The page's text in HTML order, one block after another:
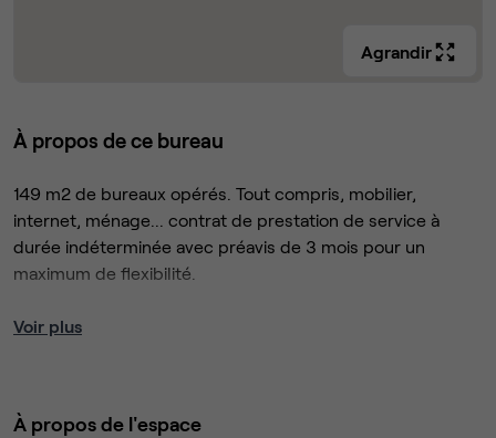
Agrandir
À propos de ce bureau
149 m2 de bureaux opérés. Tout compris, mobilier,
internet, ménage... contrat de prestation de service à
durée indéterminée avec préavis de 3 mois pour un
maximum de flexibilité.
Dans l'immeuble, RIE et salle de gym. Immeuble moderne
Voir plus
À propos de l'espace